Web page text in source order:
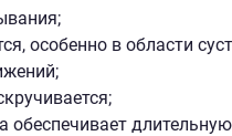
особенно в области
обеспечивает